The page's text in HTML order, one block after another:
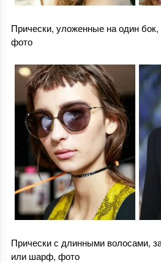
Прически, уложенные на один
фото
Прически с длинными волосами,
или шарф, фото